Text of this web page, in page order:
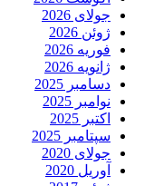
جولای 2026
ژوئن 2026
فوریه 2026
ژانویه 2026
دسامبر 2025
نوامبر 2025
اکتبر 2025
سپتامبر 2025
جولای 2020
آوریل 2020